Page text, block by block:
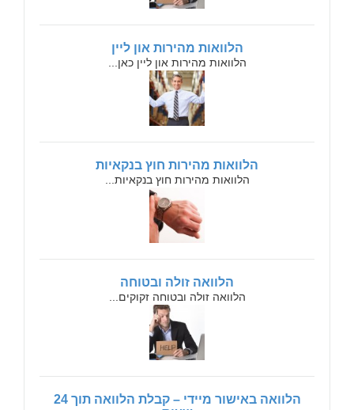
הלוואות מהירות און ליין
הלוואות מהירות און ליין כאן...
הלוואות מהירות חוץ בנקאיות
הלוואות מהירות חוץ בנקאיות...
הלוואה זולה ובטוחה
הלוואה זולה ובטוחה זקוקים...
הלוואה באישור מיידי – קבלת הלוואה תוך 24